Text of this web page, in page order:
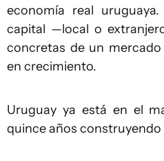
economía real
capital —local o
concretas de un
en crecimiento.
Uruguay ya está en el
quince años construyendo